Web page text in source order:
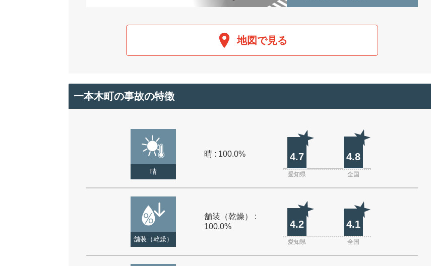
地図で見る
一本木町の事故の特徴
晴
晴 : 100.0% 4.7 4.8
愛知県 全国
舗装（乾燥）
舗装（乾燥） :
100.0%
4.2 4.1
愛知県 全国